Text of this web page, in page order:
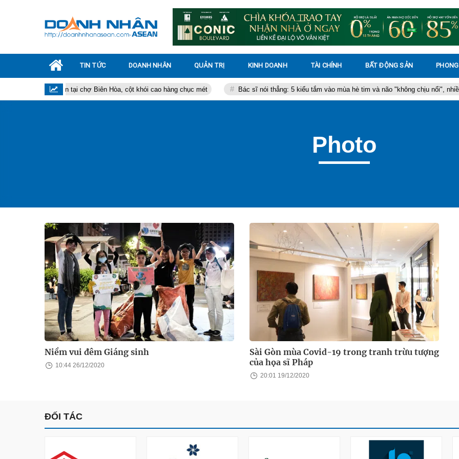
Cháy lớn tại chợ Biên Hòa, cột khói cao hàng chục mét Bác sĩ nói thẳng: 5 kiểu tắm vào mùa hè tim và não "không chịu nổi",
TIN TỨC DOANH NHÂN QUẢN TRỊ KINH DOANH TÀI CHÍNH BẤT ĐỘNG SẢN
Photo
Niềm vui đêm Giáng sinh
10:44 26/12/2020
Sài Gòn mùa Covid-19 trong tranh trừu tượng
của họa sĩ Pháp
20:01 19/12/2020
ĐỐI TÁC